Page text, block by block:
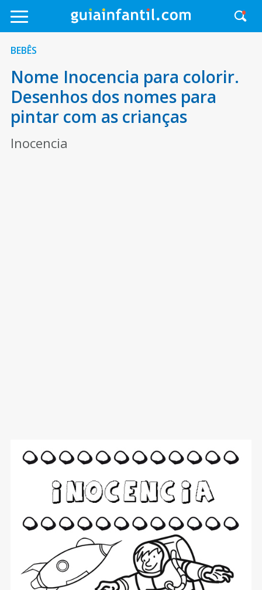
BEBÊS
Nome Inocencia para colorir.
Desenhos dos nomes para
pintar com as crianças
Inocencia